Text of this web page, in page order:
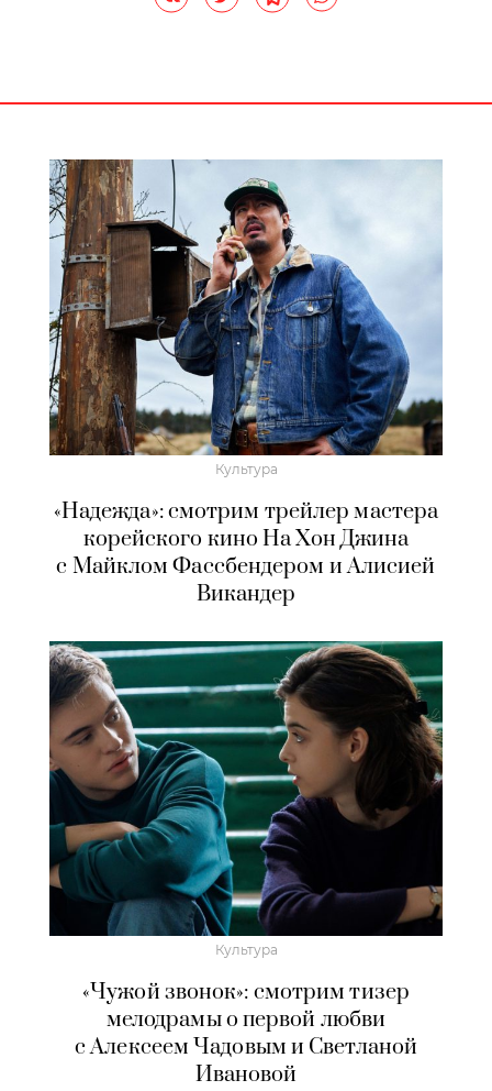
Культура
«Надежда»: смотрим трейлер мастера
корейского кино На Хон Джина
с Майклом Фассбендером и Алисией
Викандер
Культура
«Чужой звонок»: смотрим тизер
мелодрамы о первой любви
с Алексеем Чадовым и Светланой
Ивановой